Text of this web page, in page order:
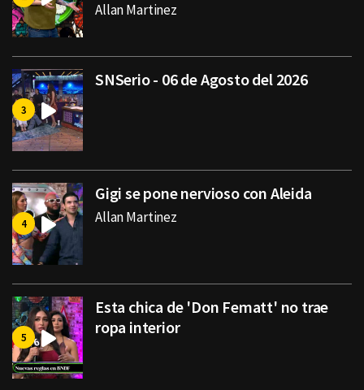
Allan Martinez
SNSerio - 06 de Agosto del 2026
Gigi se pone nervioso con Aleida
Allan Martinez
Esta chica de 'Don Fematt' no trae
ropa interior